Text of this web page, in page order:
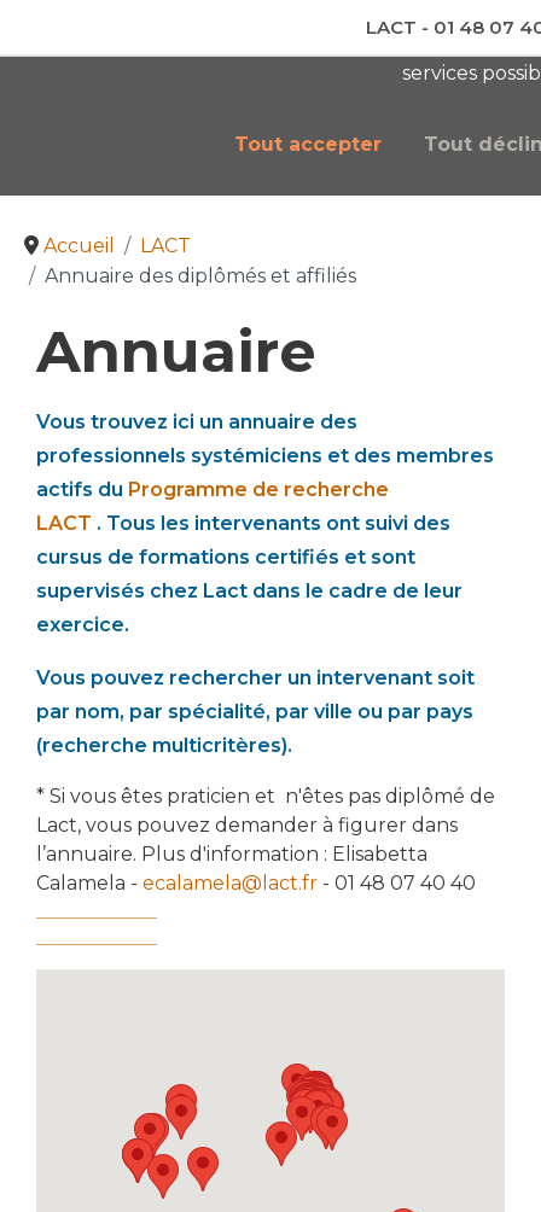
Accueil
LACT
Annuaire des diplômés et affiliés
Annuaire
Vous trouvez ici un annuaire des
professionnels systémiciens et des membres
actifs du Programme de recherche
LACT . Tous les intervenants ont suivi des
cursus de formations certifiés et sont
supervisés chez Lact dans le cadre de leur
exercice.
Vous pouvez rechercher un intervenant soit
par nom, par spécialité, par ville ou par pays
(recherche multicritères).
* Si vous êtes praticien et n'êtes pas diplômé de
Lact, vous pouvez demander à figurer dans
l’annuaire. Plus d'information : Elisabetta
Calamela - ecalamela@lact.fr - 01 48 07 40 40
services
Tout accepter Tout
LACT - 01 48 07